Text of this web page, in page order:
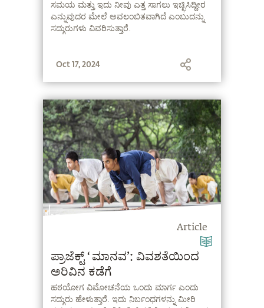
ಸಮಯ ಮತ್ತು ಇದು ನೀವು ಎತ್ತ ಸಾಗಲು ಇಚ್ಛಿಸಿದ್ದೀರ
ಎನ್ನುವುದರ ಮೇಲೆ ಅವಲಂಬಿತವಾಗಿದೆ ಎಂಬುದನ್ನು
ಸದ್ಗುರುಗಳು ವಿವರಿಸುತ್ತಾರೆ.
Oct 17, 2024
Article
ಪ್ರಾಜೆಕ್ಟ್ ‘ಮಾನವ’: ವಿವಶತೆಯಿಂದ
ಅರಿವಿನ ಕಡೆಗೆ
ಹಠಯೋಗ ವಿಮೋಚನೆಯ ಒಂದು ಮಾರ್ಗ ಎಂದು
ಸದ್ಗುರು ಹೇಳುತ್ತಾರೆ. ಇದು ನಿರ್ಬಂಧಗಳನ್ನು ಮೀರಿ